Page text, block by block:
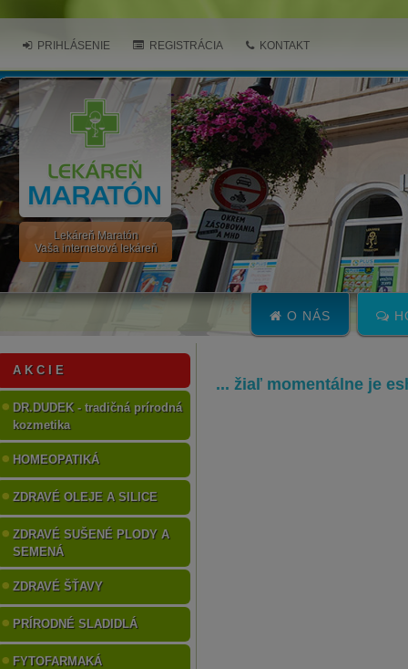
Lekáreň Maratón
Vaša internetová lekáreň
PRIHLÁSENIE REGISTRÁCIA KONTAKT
O NÁS
A K C I E
DR.DUDEK - tradičná prírodná
kozmetika
HOMEOPATIKÁ
ZDRAVÉ OLEJE A SILICE
ZDRAVÉ SUŠENÉ PLODY A
SEMENÁ
ZDRAVÉ ŠŤAVY
PRÍRODNÉ SLADIDLÁ
FYTOFARMAKÁ
... žiaľ momentálne je